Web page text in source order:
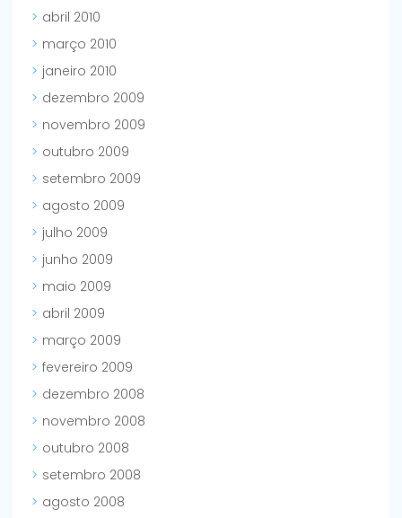
abril 2010
março 2010
janeiro 2010
dezembro 2009
novembro 2009
outubro 2009
setembro 2009
agosto 2009
julho 2009
junho 2009
maio 2009
abril 2009
março 2009
fevereiro 2009
dezembro 2008
novembro 2008
outubro 2008
setembro 2008
agosto 2008